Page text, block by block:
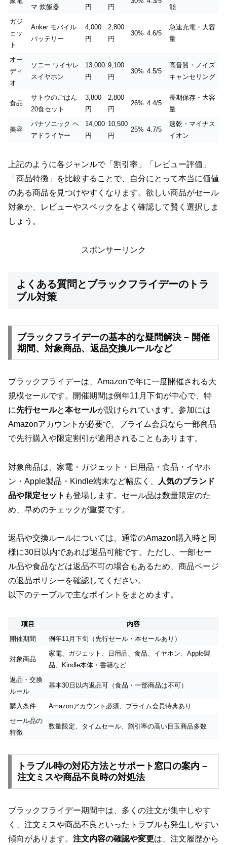
マ 炊飯器
円 円
能
ガジ
ェッ
ト
Anker モバイル
バッテリー
4,000
円
2,800
円
30% 4.6/5
急速充電・大容
量
オー
ディ
オ
ソニー ワイヤレ
スイヤホン
13,000
円
9,100
円
30% 4.5/5
高音質・ノイズ
キャンセリング
食品
サトウのごはん
20食セット
3,800
円
2,800
円
26% 4.4/5
長期保存・大容
量
美容
パナソニック ヘ
アドライヤー
14,000
円
10,500
円
25% 4.7/5
速乾・マイナス
イオン
上記のように各ジャンルで「割引率」「レビュー評価」
「商品特徴」を比較することで、自分にとって本当に価値
のある商品を見つけやすくなります。欲しい商品がセール
対象か、レビューやスペックをよく確認して賢く選択しま
しょう。
スポンサーリンク
よくある質問とブラックフライデーのトラ
ブル対策
ブラックフライデーの基本的な疑問解決 – 開催
期間、対象商品、返品交換ルールなど
ブラックフライデーは、Amazonで年に一度開催される大
規模セールです。開催期間は例年11月下旬が中心で、特
に先行セールと本セールが設けられています。参加には
Amazonアカウントが必要で、プライム会員なら一部商品
で先行購入や限定割引が適用されることもあります。
対象商品は、家電・ガジェット・日用品・食品・イヤホ
ン・Apple製品・Kindle端末など幅広く、
人気のブランド
品や限定セット も登場します。セール品は数量限定のた
め、早めのチェックが重要です。
返品や交換ルールについては、通常のAmazon購入時と同
様に30日以内であれば返品可能です。ただし、一部セー
ル品や食品などは返品不可の場合もあるため、商品ページ
の返品ポリシーを確認してください。
以下のテーブルで主なポイントをまとめます。
項目
内容
開催期間
例年11月下旬（先行セール・本セールあり）
対象商品
家電、ガジェット、日用品、食品、イヤホン、Apple製
品、Kindle本体・書籍など
返品・交換
ルール
基本30日以内返品可（食品・一部商品は不可）
購入条件
Amazonアカウント必須、プライム会員特典あり
セール品の
特徴
数量限定、タイムセール、割引率の高い目玉商品多数
トラブル時の対応方法とサポート窓口の案内 –
注文ミスや商品不良時の対処法
ブラックフライデー期間中は、多くの注文が集中しやす
く、注文ミスや商品不良といったトラブルも発生しやすい
傾向があります。 注文内容の確認や変更は、注文履歴から